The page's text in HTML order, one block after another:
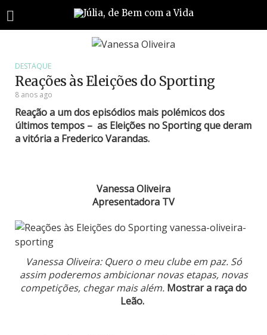
DESTAQUE
Reações às Eleições do Sporting
8 anos ago
Reação a um dos episódios mais polémicos dos
últimos tempos – as Eleições no Sporting que deram
a vitória a Frederico Varandas.
Vanessa Oliveira
Apresentadora TV
Vanessa Oliveira: Quero o meu clube em paz. Só
assim poderemos ambicionar novas etapas, novas
competições, chegar mais além. Mostrar a raça do
Leão.